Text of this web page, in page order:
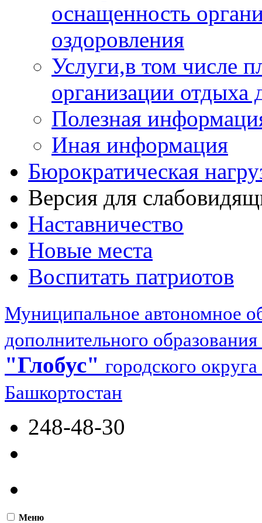
оснащенность
оздоровления
Услуги,в том числе
организации отдыха
Полезная
Иная информация
Бюрократическая
Версия для
Наставничество
Новые места
Воспитать патриотов
Муниципальное автономное
дополнительного образования
"Глобус" городского
Башкортостан
248-48-30
Меню